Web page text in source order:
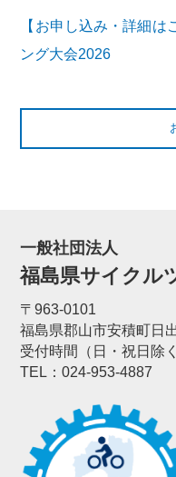
【お申し込み・詳細
ング大会2026
一般社団法人
福島県サイクル
〒963-0101
福島県郡山市安積町日
受付時間（日・祝日除
TEL：024-953-4887